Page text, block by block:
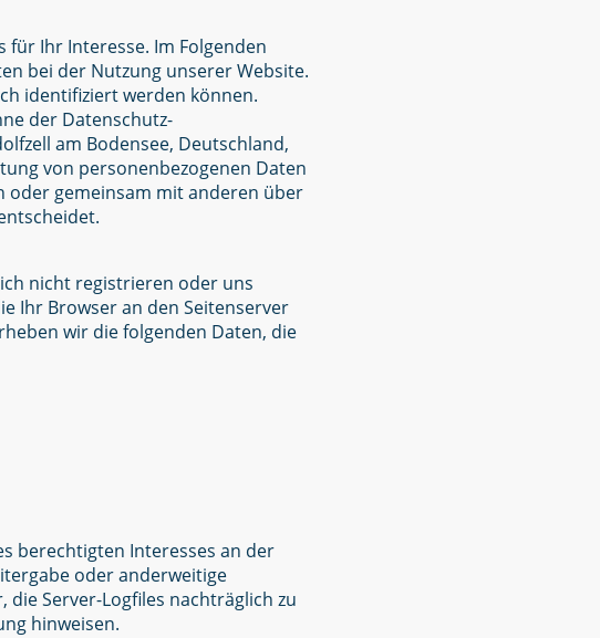
für Ihr Interesse. Im Folgenden
bei der Nutzung unserer Website.
identifiziert werden können.
der Datenschutz-
am Bodensee, Deutschland,
von personenbezogenen Daten
oder gemeinsam mit anderen über
nicht registrieren oder uns
Ihr Browser an den Seitenserver
wir die folgenden Daten, die
berechtigten Interesses an der
oder anderweitige
Server-Logfiles nachträglich zu
hinweisen.